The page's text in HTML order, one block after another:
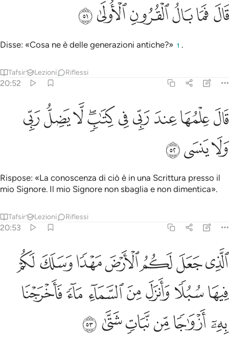
قال فما بال القرون الاولى ٥١
قَالَ فَمَا بَالُ ٱلْقُرُونِ ٱلْأُولَىٰ ٥١
ﳧﳨﳩﳪﳫﳬ
Disse: «Cosa ne è delle generazioni antiche?» 1 .
Tafsir Lezioni Riflessi
20:52
قال علمها عند ربي في كتاب لا يضل ربي ولا ينسى ٥٢
قَالَ عِلْمُهَا عِندَ رَبِّى فِى كِتَـٰبٍۢ ۖ لَّا يَضِلُّ رَبِّى وَلَا يَنسَى ٥٢
ﱁﱂﱃﱄﱅﱆﱇﱈﱉﱊ
ﱋﱌﱍ
Rispose: «La conoscenza di ciò è in una Scrittura presso il
mio Signore. Il mio Signore non sbaglia e non dimentica».
Tafsir Lezioni Riflessi
20:53
الذي جعل لكم الارض مهدا وسلك لكم فيها سبلا وانزل من السماء ماء
ٱلَّذِى جَعَلَ لَكُمُ ٱلْأَرْضَ مَهْدًۭا وَسَلَكَ لَكُمْ فِيهَا سُبُلًۭا وَأَنزَلَ مِنَ
ﱎﱏﱐﱑﱒﱓﱔ
ﱕﱖﱗﱘﱙ ﱚﱛ
ﱜﱝﱞﱟﱠﱡ